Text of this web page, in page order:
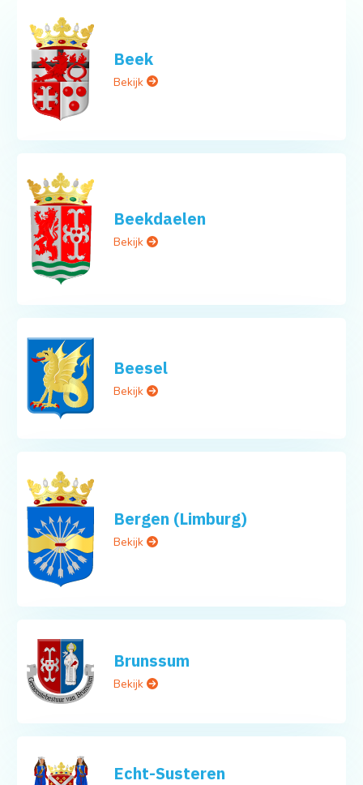
Beek
Bekijk
Beekdaelen
Bekijk
Beesel
Bekijk
Bergen (Limburg)
Bekijk
Brunssum
Bekijk
Echt-Susteren